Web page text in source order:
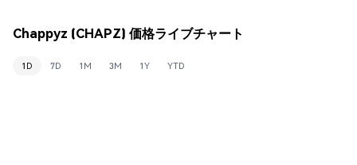
Chappyz (CHAPZ) 価格ライブチャート
1D 7D 1M 3M 1Y YTD